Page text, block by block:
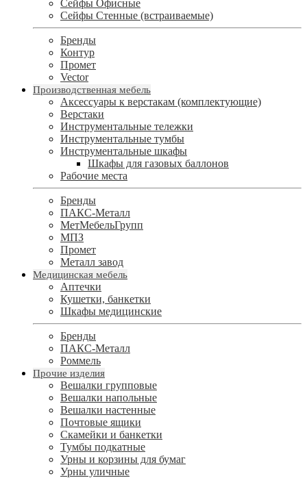
Сейфы Офисные
Сейфы Стенные (встраиваемые)
Бренды
Контур
Промет
Vector
Производственная мебель
Аксессуары к верстакам (комплектующие)
Верстаки
Инструментальные тележки
Инструментальные тумбы
Инструментальные шкафы
Шкафы для газовых баллонов
Рабочие места
Бренды
ПАКС-Металл
МетМебельГрупп
МПЗ
Промет
Металл завод
Медицинская мебель
Аптечки
Кушетки, банкетки
Шкафы медицинские
Бренды
ПАКС-Металл
Роммель
Прочие изделия
Вешалки групповые
Вешалки напольные
Вешалки настенные
Почтовые ящики
Скамейки и банкетки
Тумбы подкатные
Урны и корзины для бумаг
Урны уличные